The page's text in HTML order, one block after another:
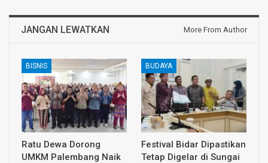
JANGAN LEWATKAN More From Author
BISNIS
Ratu Dewa Dorong
UMKM Palembang Naik
BUDAYA
Festival Bidar Dipastikan
Tetap Digelar di Sungai